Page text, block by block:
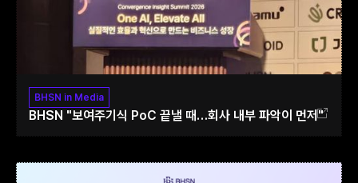
BHSN in Media
BHSN "보여주기식 PoC 끝낼 때…회사 내부 파악이 먼저"